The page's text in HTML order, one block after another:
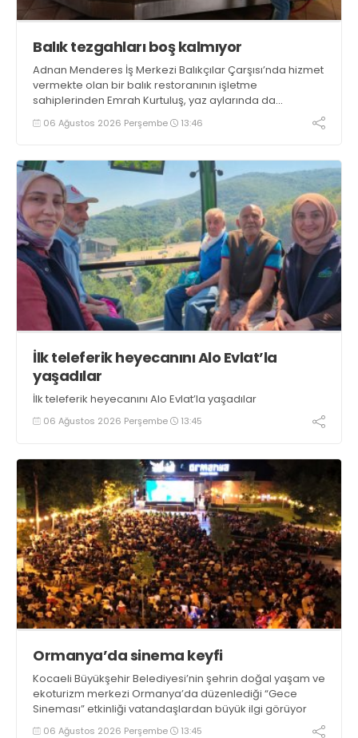
Balık tezgahları boş kalmıyor
Adnan Menderes İş Merkezi Balıkçılar Çarşısı’nda hizmet
vermekte olan bir balık restoranının işletme
sahiplerinden Emrah Kurtuluş, yaz aylarında da
tezgahlarda taze balık bulunduğunu ifade ederek “Yıl
boyunca tezgahlarda taze balık bulmak mümkün
06 Ağustos 2026 Perşembe 13:46
İlk teleferik heyecanını Alo Evlat’la
yaşadılar
İlk teleferik heyecanını Alo Evlat’la yaşadılar
06 Ağustos 2026 Perşembe 13:45
Ormanya’da sinema keyfi
Kocaeli Büyükşehir Belediyesi’nin şehrin doğal yaşam ve
ekoturizm merkezi Ormanya’da düzenlediği “Gece
Sineması” etkinliği vatandaşlardan büyük ilgi görüyor
06 Ağustos 2026 Perşembe 13:45